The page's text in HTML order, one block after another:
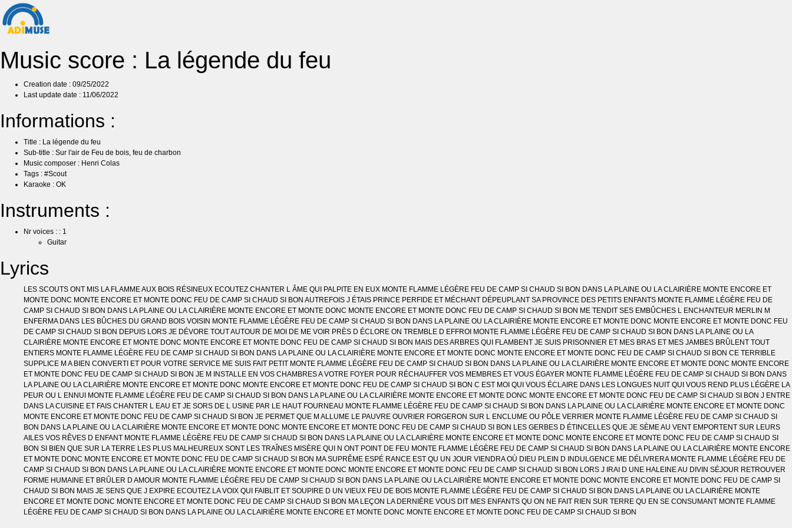
Music score : La légende du feu
Creation date : 09/25/2022
Last update date : 11/06/2022
Informations :
Title : La légende du feu
Sub-title : Sur l'air de Feu de bois, feu de charbon
Music composer : Henri Colas
Tags : #Scout
Karaoke : OK
Instruments :
Nr voices : : 1
Guitar
Lyrics
LES SCOUTS ONT MIS LA FLAMME AUX BOIS RÉSINEUX ECOUTEZ CHANTER L ÂME QUI PALPITE EN EUX MONTE FLAMME LÉGÈRE FEU DE CAMP SI CHAUD SI BON DANS LA PLAINE OU LA CLAIRIÈRE MONTE ENCORE ET
MONTE DONC MONTE ENCORE ET MONTE DONC FEU DE CAMP SI CHAUD SI BON AUTREFOIS J ÉTAIS PRINCE PERFIDE ET MÉCHANT DÉPEUPLANT SA PROVINCE DES PETITS ENFANTS MONTE FLAMME LÉGÈRE FEU DE
CAMP SI CHAUD SI BON DANS LA PLAINE OU LA CLAIRIÈRE MONTE ENCORE ET MONTE DONC MONTE ENCORE ET MONTE DONC FEU DE CAMP SI CHAUD SI BON ME TENDIT SES EMBÛCHES L ENCHANTEUR MERLIN M
ENFERMA DANS LES BÛCHES DU GRAND BOIS VOISIN MONTE FLAMME LÉGÈRE FEU DE CAMP SI CHAUD SI BON DANS LA PLAINE OU LA CLAIRIÈRE MONTE ENCORE ET MONTE DONC MONTE ENCORE ET MONTE DONC FEU
DE CAMP SI CHAUD SI BON DEPUIS LORS JE DÉVORE TOUT AUTOUR DE MOI DE ME VOIR PRÈS D ÉCLORE ON TREMBLE D EFFROI MONTE FLAMME LÉGÈRE FEU DE CAMP SI CHAUD SI BON DANS LA PLAINE OU LA
CLAIRIÈRE MONTE ENCORE ET MONTE DONC MONTE ENCORE ET MONTE DONC FEU DE CAMP SI CHAUD SI BON MAIS DES ARBRES QUI FLAMBENT JE SUIS PRISONNIER ET MES BRAS ET MES JAMBES BRÛLENT TOUT
ENTIERS MONTE FLAMME LÉGÈRE FEU DE CAMP SI CHAUD SI BON DANS LA PLAINE OU LA CLAIRIÈRE MONTE ENCORE ET MONTE DONC MONTE ENCORE ET MONTE DONC FEU DE CAMP SI CHAUD SI BON CE TERRIBLE
SUPPLICE M A BIEN CONVERTI ET POUR VOTRE SERVICE ME SUIS FAIT PETIT MONTE FLAMME LÉGÈRE FEU DE CAMP SI CHAUD SI BON DANS LA PLAINE OU LA CLAIRIÈRE MONTE ENCORE ET MONTE DONC MONTE ENCORE
ET MONTE DONC FEU DE CAMP SI CHAUD SI BON JE M INSTALLE EN VOS CHAMBRES A VOTRE FOYER POUR RÉCHAUFFER VOS MEMBRES ET VOUS ÉGAYER MONTE FLAMME LÉGÈRE FEU DE CAMP SI CHAUD SI BON DANS
LA PLAINE OU LA CLAIRIÈRE MONTE ENCORE ET MONTE DONC MONTE ENCORE ET MONTE DONC FEU DE CAMP SI CHAUD SI BON C EST MOI QUI VOUS ÉCLAIRE DANS LES LONGUES NUIT QUI VOUS REND PLUS LÉGÈRE LA
PEUR OU L ENNUI MONTE FLAMME LÉGÈRE FEU DE CAMP SI CHAUD SI BON DANS LA PLAINE OU LA CLAIRIÈRE MONTE ENCORE ET MONTE DONC MONTE ENCORE ET MONTE DONC FEU DE CAMP SI CHAUD SI BON J ENTRE
DANS LA CUISINE ET FAIS CHANTER L EAU ET JE SORS DE L USINE PAR LE HAUT FOURNEAU MONTE FLAMME LÉGÈRE FEU DE CAMP SI CHAUD SI BON DANS LA PLAINE OU LA CLAIRIÈRE MONTE ENCORE ET MONTE DONC
MONTE ENCORE ET MONTE DONC FEU DE CAMP SI CHAUD SI BON JE PERMET QUE M ALLUME LE PAUVRE OUVRIER FORGERON SUR L ENCLUME OU PÔLE VERRIER MONTE FLAMME LÉGÈRE FEU DE CAMP SI CHAUD SI
BON DANS LA PLAINE OU LA CLAIRIÈRE MONTE ENCORE ET MONTE DONC MONTE ENCORE ET MONTE DONC FEU DE CAMP SI CHAUD SI BON LES GERBES D ÉTINCELLES QUE JE SÈME AU VENT EMPORTENT SUR LEURS
AILES VOS RÊVES D ENFANT MONTE FLAMME LÉGÈRE FEU DE CAMP SI CHAUD SI BON DANS LA PLAINE OU LA CLAIRIÈRE MONTE ENCORE ET MONTE DONC MONTE ENCORE ET MONTE DONC FEU DE CAMP SI CHAUD SI
BON SI BIEN QUE SUR LA TERRE LES PLUS MALHEUREUX SONT LES TRAÎNES MISÈRE QUI N ONT POINT DE FEU MONTE FLAMME LÉGÈRE FEU DE CAMP SI CHAUD SI BON DANS LA PLAINE OU LA CLAIRIÈRE MONTE ENCORE
ET MONTE DONC MONTE ENCORE ET MONTE DONC FEU DE CAMP SI CHAUD SI BON MA SUPRÊME ESPÉ RANCE EST QU UN JOUR VIENDRA OÙ DIEU PLEIN D INDULGENCE ME DÉLIVRERA MONTE FLAMME LÉGÈRE FEU DE
CAMP SI CHAUD SI BON DANS LA PLAINE OU LA CLAIRIÈRE MONTE ENCORE ET MONTE DONC MONTE ENCORE ET MONTE DONC FEU DE CAMP SI CHAUD SI BON LORS J IRAI D UNE HALEINE AU DIVIN SÉJOUR RETROUVER
FORME HUMAINE ET BRÛLER D AMOUR MONTE FLAMME LÉGÈRE FEU DE CAMP SI CHAUD SI BON DANS LA PLAINE OU LA CLAIRIÈRE MONTE ENCORE ET MONTE DONC MONTE ENCORE ET MONTE DONC FEU DE CAMP SI
CHAUD SI BON MAIS JE SENS QUE J EXPIRE ECOUTEZ LA VOIX QUI FAIBLIT ET SOUPIRE D UN VIEUX FEU DE BOIS MONTE FLAMME LÉGÈRE FEU DE CAMP SI CHAUD SI BON DANS LA PLAINE OU LA CLAIRIÈRE MONTE
ENCORE ET MONTE DONC MONTE ENCORE ET MONTE DONC FEU DE CAMP SI CHAUD SI BON MA LEÇON LA DERNIÈRE VOUS DIT MES ENFANTS QU ON NE FAIT RIEN SUR TERRE QU EN SE CONSUMANT MONTE FLAMME
LÉGÈRE FEU DE CAMP SI CHAUD SI BON DANS LA PLAINE OU LA CLAIRIÈRE MONTE ENCORE ET MONTE DONC MONTE ENCORE ET MONTE DONC FEU DE CAMP SI CHAUD SI BON